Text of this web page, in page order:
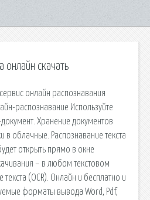
онлайн скачать
онлайн распознавания
распознавание Используйте
документ. Хранение документов
в облачные. Распознавание текста
открыть прямо в окне
– в любом текстовом
(OCR). Онлайн и бесплатно и
форматы вывода Word, Pdf,